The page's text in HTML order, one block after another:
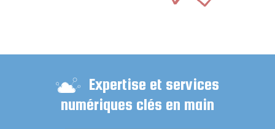
Expertise et services
numériques clés en main